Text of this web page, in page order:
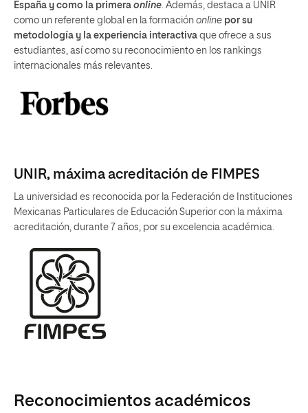
España y como la primera online. Además, destaca a UNIR
como un referente global en la formación online por su
metodología y la experiencia interactiva que ofrece a sus
estudiantes, así como su reconocimiento en los rankings
internacionales más relevantes.
UNIR, máxima acreditación de FIMPES
La universidad es reconocida por la Federación de Instituciones
Mexicanas Particulares de Educación Superior con la máxima
acreditación, durante 7 años, por su excelencia académica.
Reconocimientos académicos